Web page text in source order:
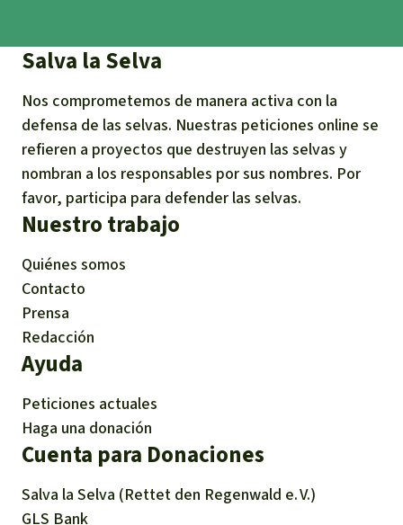
Salva la Selva
Nos comprometemos de manera activa con la
defensa de las selvas. Nuestras peticiones online se
refieren a proyectos que destruyen las selvas y
nombran a los responsables por sus nombres. Por
favor, participa para defender las selvas.
Nuestro trabajo
Quiénes somos
Contacto
Prensa
Redacción
Ayuda
Peticiones actuales
Haga una donación
Cuenta para Donaciones
Salva la Selva (Rettet den Regenwald e. V.)
GLS Bank